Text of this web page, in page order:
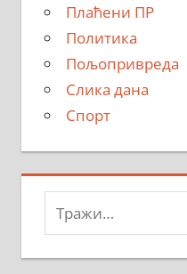
Плаћени ПР
Политика
Пољопривреда
Слика дана
Спорт
Тражи: